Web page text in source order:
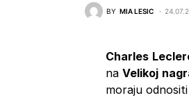
BY MIA LESIC
Charles
na Velikoj
moraju